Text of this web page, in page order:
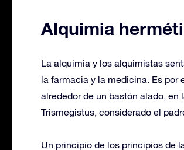
Alquimia
La alquimia y los alquimistas
la farmacia y la medicina. Es por
alrededor de un bastón alado,
Trismegistus, considerado el
Un principio de los principios de